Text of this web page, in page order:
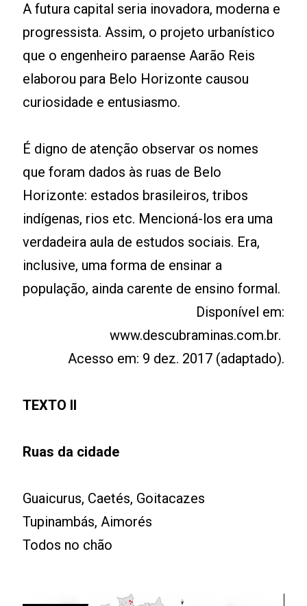
A futura capital seria inovadora, moderna e
progressista. Assim, o projeto urbanístico
que o engenheiro paraense Aarão Reis
elaborou para Belo Horizonte causou
curiosidade e entusiasmo.
É digno de atenção observar os nomes
que foram dados às ruas de Belo
Horizonte: estados brasileiros, tribos
indígenas, rios etc. Mencioná-los era uma
verdadeira aula de estudos sociais. Era,
inclusive, uma forma de ensinar a
população, ainda carente de ensino formal.
Disponível em:
www.descubraminas.com.br.
Acesso em: 9 dez. 2017 (adaptado).
TEXTO II
Ruas da cidade
Guaicurus, Caetés, Goitacazes
Tupinambás, Aimorés
Todos no chão